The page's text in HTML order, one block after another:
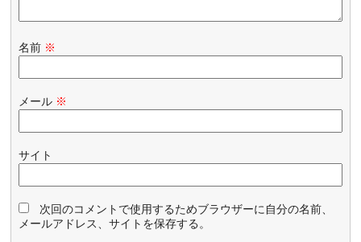
名前 ※
メール ※
サイト
次回のコメントで使用するためブラウザーに自分の名前、
メールアドレス、サイトを保存する。